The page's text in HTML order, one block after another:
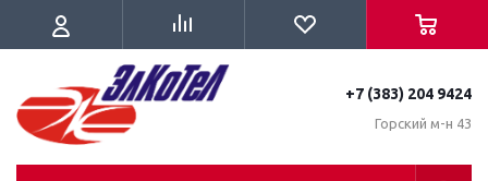
+7 (383) 204 9424
Горский м-н 43